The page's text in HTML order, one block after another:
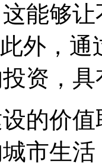
能够
外，
资，
价值
市生